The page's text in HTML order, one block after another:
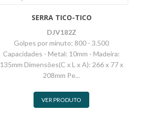
SERRA TICO-TICO
DJV182Z
Golpes por minuto: 800 - 3.500
Capacidades - Metal: 10mm - Madeira:
135mm Dimensões(C x L x A): 266 x 77 x
208mm Pe...
VER PRODUTO